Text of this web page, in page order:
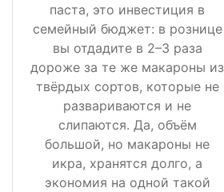
паста, это инвестиция в
семейный бюджет: в рознице
вы отдадите в 2–3 раза
дороже за те же макароны из
твёрдых сортов, которые не
развариваются и не
слипаются. Да, объём
большой, но макароны не
икра, хранятся долго, а
экономия на одной такой